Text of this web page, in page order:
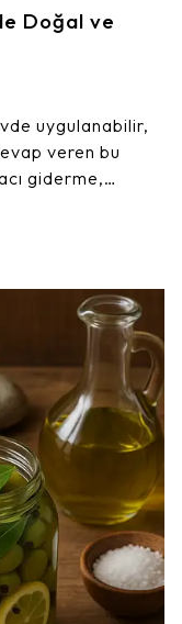
Doğal ve
uygulanabilir,
veren bu
giderme,
yeşil zeytin